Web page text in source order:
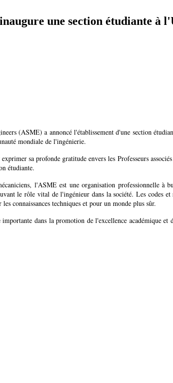
une section étudiante à
(ASME) a annoncé l'établissement d'une section
mondiale de l'ingénierie.
sa profonde gratitude envers les Professeurs
étudiante.
l'ASME est une organisation professionnelle
le rôle vital de l'ingénieur dans la société. Les codes
connaissances techniques et pour un monde plus sûr.
dans la promotion de l'excellence académique